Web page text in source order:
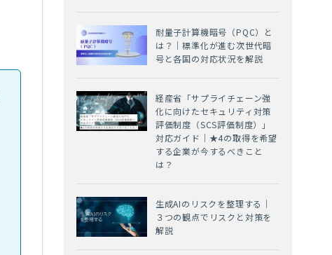
耐量子計算機暗号（PQC）と
は？｜標準化が進む次世代暗
号と各国の対応状況を解説
経産省「サプライチェーン強
化に向けたセキュリティ対策
評価制度（SCS評価制度）」
対応ガイド｜★4の取得を希望
する企業が今するべきこと
は？
生成AIのリスクを整理する｜
３つの観点でリスクと対策を
解説